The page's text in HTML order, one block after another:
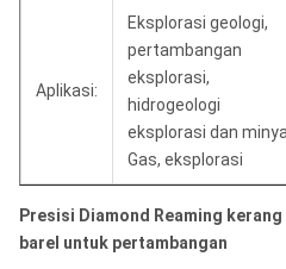
Aplikasi:
Eksplorasi geologi,
pertambangan
eksplorasi,
hidrogeologi
eksplorasi dan
Gas, eksplorasi
Presisi Diamond Reaming
barel untuk pertambangan